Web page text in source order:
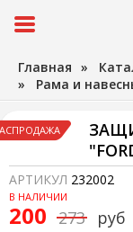
Главная »
» Рама и
АРТИКУЛ 232002
В НАЛИЧИИ
200 273 руб